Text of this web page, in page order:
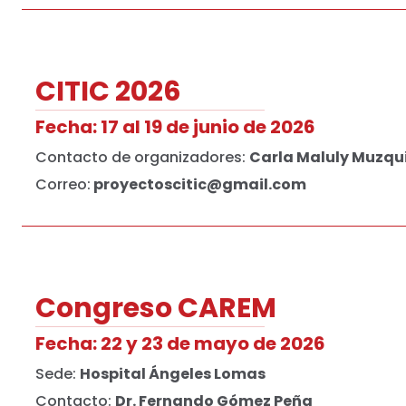
CITIC 2026
Fecha: 17 al 19 de junio de 2026
Contacto de organizadores: Carla Maluly
Correo: proyectoscitic@gmail.com
Congreso CAREM
Fecha: 22 y 23 de mayo de 2026
Sede: Hospital Ángeles Lomas
Contacto: Dr. Fernando Gómez Peña